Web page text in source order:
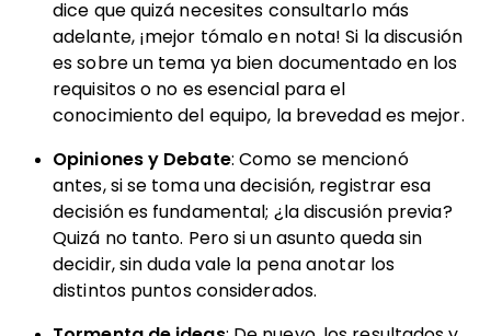
dice que quizá necesites consultarlo más
adelante, ¡mejor tómalo en nota! Si la discusión
es sobre un tema ya bien documentado en los
requisitos o no es esencial para el
conocimiento del equipo, la brevedad es mejor.
Opiniones y Debate: Como se mencionó
antes, si se toma una decisión, registrar esa
decisión es fundamental; ¿la discusión previa?
Quizá no tanto. Pero si un asunto queda sin
decidir, sin duda vale la pena anotar los
distintos puntos considerados.